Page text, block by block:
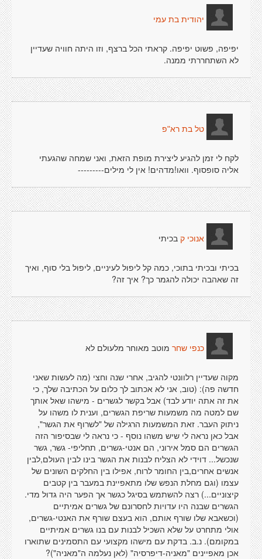
יהודית בת עמי
יפיפה, פשוט יפיפה. קראתי הכל ברצף, וזו היתה חוויה שעדיין
לא השתחררתי ממנה.
טל בת רא"פ
לקח לי זמן להגיע ליצירת מופת הזאת, ואני שמחה שהגעתי
אליה סופסוף. וואו!מדהים! אין לי מילים---------
אנוכי ק בכיתי
בכיתי ובכיתי בתוכי, כמה קל ליפול לעיניים, ליפול בלי סוף, ואיך
זה שאהבה יכולה להגמר כך? איך זה?
כנפי שחר מוטב מאוחר מלעולם לא
מקוה שעדיין רלוונטי להגיב, אחרי שנה וחצי (מה לעשות שאני
חדשה פה): (טוב, אני לא אכתוב לך כלום על הכתיבה שלך, כי
את זה אתה יודע לבד) אבל בקשר לגשרים - מישהו שאל אותך
שם למטה מה משמעות שריפת הגשרים, וענית לו משהו על
ניתוק העבר. זאת המשמעות הרגילה של "לשרוף את הגשר",
אבל כאן נראה לי שיש משהו נוסף - כי נראה לי שבסיפור הזה
הגשרים הם סמל אירוני, הם אנטי-גשרים, תחליפי- גשר, גשר
שנכשל... דוידי לא הצליח לבנות את הגשר בינו לבין העולם,לבין
אנשים אחרים,בין החומר לרוח, אפילו בין החלקים השונים של
עצמו (וגם מחלת הנפש שלו מתאפיינת במעבר בין קטבים
קיצוניים...) רצה להשתמש בסיגל כגשר אך הפער היה גדול מדי.
הגשרים שבנה היו עדויות לחסרונם של גשרים אמיתיים
(וכשאבא שלו שורף אותם, הוא בעצם שורף את האנטי-גשרים,
אולי מתחרט על שלא השכיל לבנות עם בנו גשרים אמיתיים
במקומם). נ.ב. בדקת עם מישהו מקצועי עם התסמינים שתוארו
אכן מאפיינים "מאניה-דיפרסיה" (לאן נעלמה ה"מאניה")?